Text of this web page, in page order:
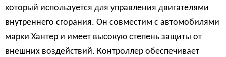
который используется для управления двигателями
внутреннего сгорания. Он совместим с автомобилями
марки Хантер и имеет высокую степень защиты от
внешних воздействий. Контроллер обеспечивает